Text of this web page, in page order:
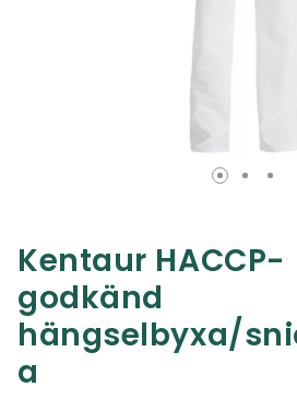
Kentaur HACCP-
godkänd
hängselbyxa/
a